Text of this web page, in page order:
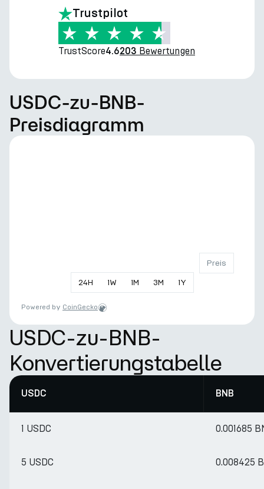
Trustpilot
TrustScore4.6203 Bewertungen
USDC-zu-BNB-
Preisdiagramm
24H 1W 1M 3M 1Y
Preis
Powered by CoinGecko
USDC-zu-BNB-
Konvertierungstabelle
USDC BNB
1 USDC 0.001685
5 USDC 0.008425